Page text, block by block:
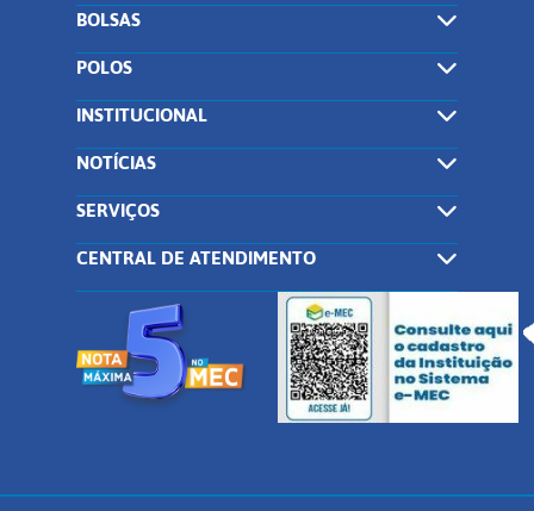
BOLSAS
POLOS
INSTITUCIONAL
NOTÍCIAS
SERVIÇOS
CENTRAL DE ATENDIMENTO